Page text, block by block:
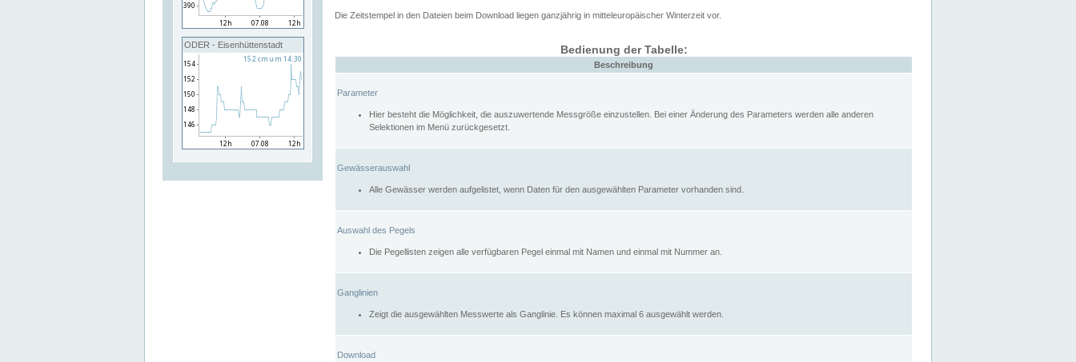
ODER - Eisenhüttenstadt
Die Zeitstempel in den Dateien beim Download liegen ganzjährig in mitteleuropäischer Winterzeit vor.
Bedienung der Tabelle:
Beschreibung
Parameter
Hier besteht die Möglichkeit, die auszuwertende Messgröße einzustellen. Bei einer Änderung des Parameters werden alle anderen
Selektionen im Menü zurückgesetzt.
Gewässerauswahl
Alle Gewässer werden aufgelistet, wenn Daten für den ausgewählten Parameter vorhanden sind.
Auswahl des Pegels
Die Pegellisten zeigen alle verfügbaren Pegel einmal mit Namen und einmal mit Nummer an.
Ganglinien
Zeigt die ausgewählten Messwerte als Ganglinie. Es können maximal 6 ausgewählt werden.
Download